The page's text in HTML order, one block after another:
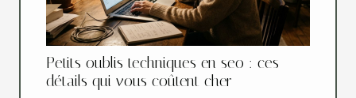
Petits oublis techniques en seo : ces
détails qui vous coûtent cher